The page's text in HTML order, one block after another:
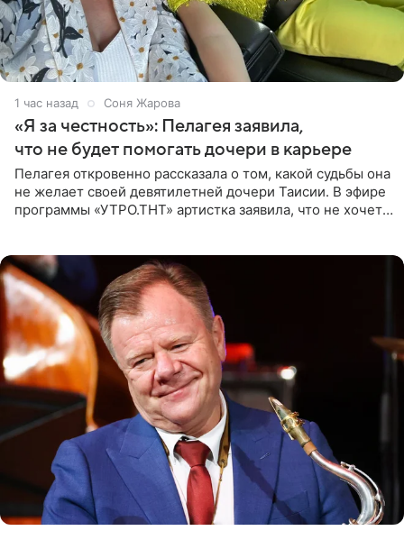
1 час назад Соня Жарова
«Я за честность»: Пелагея заявила,
что не будет помогать дочери в карьере
Пелагея откровенно рассказала о том, какой судьбы она
не желает своей девятилетней дочери Таисии. В эфире
программы «УТРО.ТНТ» артистка заявила, что не хочет